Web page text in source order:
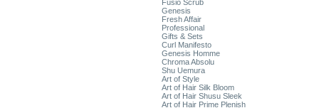
Fusio Scrub
Genesis
Fresh Affair
Professional
Gifts & Sets
Curl Manifesto
Genesis Homme
Chroma Absolu
Shu Uemura
Art of Style
Art of Hair Silk Bloom
Art of Hair Shusu Sleek
Art of Hair Prime Plenish